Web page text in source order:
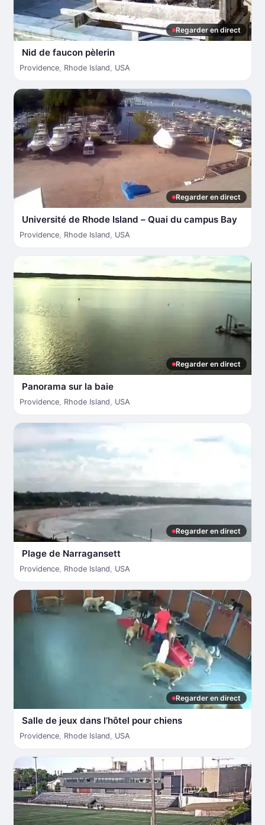
Regarder en direct
Nid de faucon pèlerin
Providence, Rhode Island, USA
Regarder en direct
Université de Rhode Island – Quai du campus Bay
Providence, Rhode Island, USA
Regarder en direct
Panorama sur la baie
Providence, Rhode Island, USA
Regarder en direct
Plage de Narragansett
Providence, Rhode Island, USA
Regarder en direct
Salle de jeux dans l’hôtel pour chiens
Providence, Rhode Island, USA